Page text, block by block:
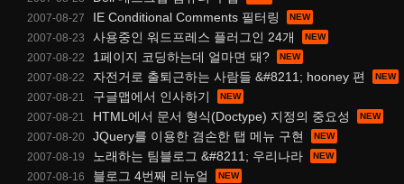
2007-08-27 IE Conditional Comments 필터링
2007-08-23 사용중인 워드프레스 플러그인 24개
2007-08-22 1페이지 코딩하는데 얼마면 돼?
2007-08-22 자전거로 출퇴근하는 사람들 &#8211; hooney 편
2007-08-21 구글맵에서 인사하기
2007-08-21 HTML에서 문서 형식(Doctype) 지정의 중요성
2007-08-20 JQuery를 이용한 겸손한 탭 메뉴 구현
2007-08-19 노래하는 팀블로그 &#8211; 우리나라
2007-08-16 블로그 4번째 리뉴얼